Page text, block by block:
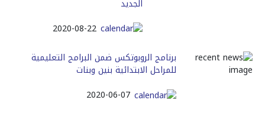
الجديد
2020-08-22
برنامج الروبوتكس ضمن البرامج التعليمية
للمراحل الابتدائية بنين وبنات
2020-06-07